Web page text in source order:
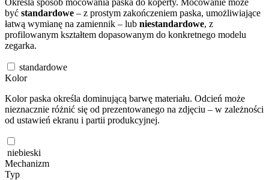
być standardowe – z prostym zakończeniem paska, umożliwiające
łatwą wymianę na zamiennik – lub niestandardowe, z
profilowanym kształtem dopasowanym do konkretnego modelu
zegarka.
standardowe
Kolor
Kolor paska określa dominującą barwę materiału. Odcień może
nieznacznie różnić się od prezentowanego na zdjęciu – w zależności
od ustawień ekranu i partii produkcyjnej.
niebieski
Mechanizm
Typ